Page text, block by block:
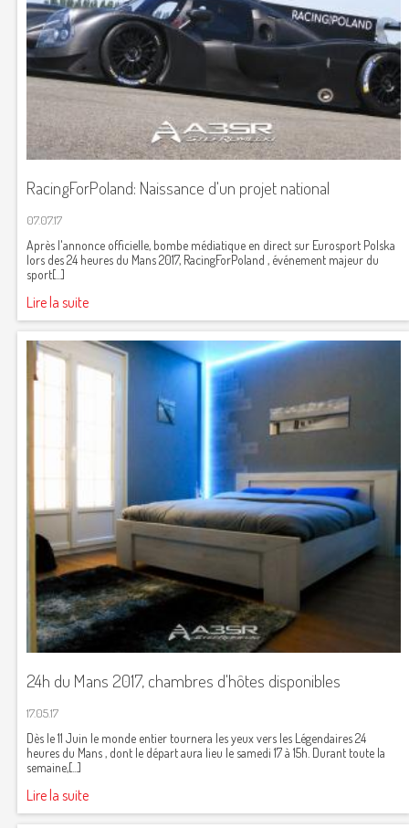
RacingForPoland: Naissance d'un projet national
07.07.17
Après l'annonce officielle, bombe médiatique en direct sur Eurosport Polska
lors des 24 heures du Mans 2017, RacingForPoland , événement majeur du
sport[...]
Lire la suite
24h du Mans 2017, chambres d'hôtes disponibles
17.05.17
Dès le 11 Juin le monde entier tournera les yeux vers les Légendaires 24
heures du Mans , dont le départ aura lieu le samedi 17 à 15h. Durant toute la
semaine,[...]
Lire la suite